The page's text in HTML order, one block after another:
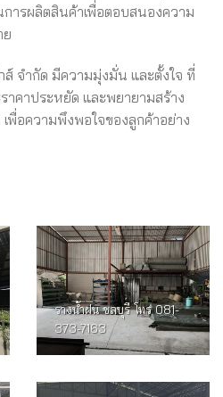
การผลิตสินค้าเพื่อตอบสนองความ
ส์ จำกัด มีความมุ่งมั่น และตั้งใจ ที่
คาประหยัด และพยายามสร้าง
พื่อความพึงพอใจของลูกค้าอย่าง
รางน้ำฝน ชลบุรี โทร 081-
373-7163